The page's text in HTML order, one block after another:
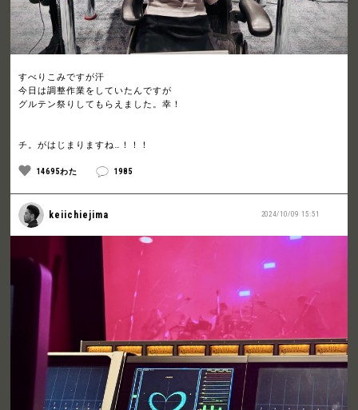
すべりこみですが汗
今日は調整作業をしていたんですが
グルテン祭りしてもらえました。幸！
チ。がはじまりますね…！！！
14695わた 1985
2024/10/09 15:51
keiichiejima